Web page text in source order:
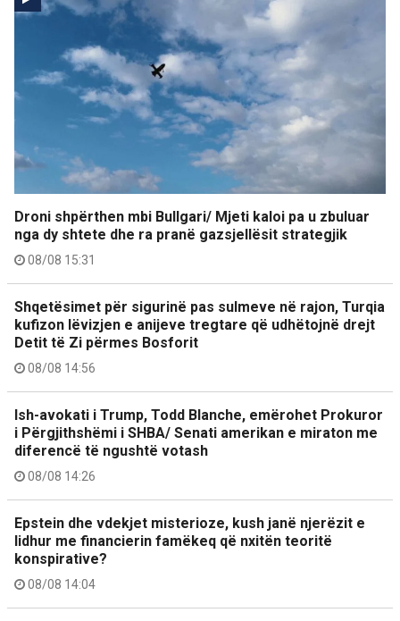
Droni shpërthen mbi Bullgari/ Mjeti kaloi pa u zbuluar
nga dy shtete dhe ra pranë gazsjellësit strategjik
08/08 15:31
Shqetësimet për sigurinë pas sulmeve në rajon, Turqia
kufizon lëvizjen e anijeve tregtare që udhëtojnë drejt
Detit të Zi përmes Bosforit
08/08 14:56
Ish-avokati i Trump, Todd Blanche, emërohet Prokuror
i Përgjithshëmi i SHBA/ Senati amerikan e miraton me
diferencë të ngushtë votash
08/08 14:26
Epstein dhe vdekjet misterioze, kush janë njerëzit e
lidhur me financierin famëkeq që nxitën teoritë
konspirative?
08/08 14:04